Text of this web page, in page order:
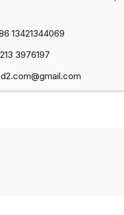
13421344069
3976197